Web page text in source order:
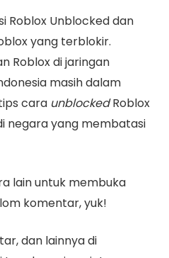
Roblox Unblocked dan
yang terblokir.
Roblox di jaringan
masih dalam
cara unblockedRoblox
negara yang membatasi
lain untuk membuka
komentar, yuk!
dan lainnya di